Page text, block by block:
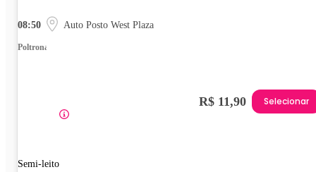
08:50 Auto Posto West Plaza
Poltrona
Semi-leito
R$ 11,90 Selecionar